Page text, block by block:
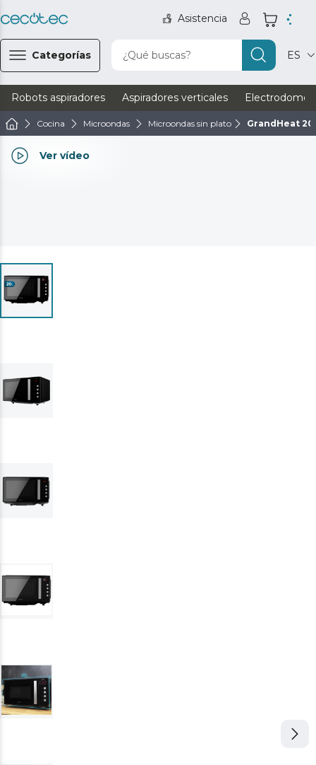
Asistencia
Categorías ¿Qué buscas? ES
Robots aspiradores Aspiradores verticales
Cocina Microondas Microondas sin plato GrandHeat
Ver vídeo